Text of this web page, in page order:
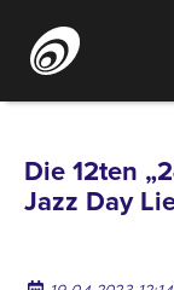
InhaltDie 12ten
Jazz Day